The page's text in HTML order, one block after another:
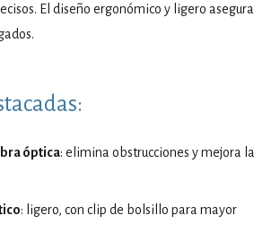
El diseño ergonómico y ligero asegura
óptica: elimina obstrucciones y mejora la
: ligero, con clip de bolsillo para mayor